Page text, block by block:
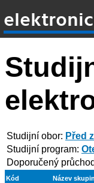
Studijní obor: Před
Studijní program:
Doporučený
Kód
Název